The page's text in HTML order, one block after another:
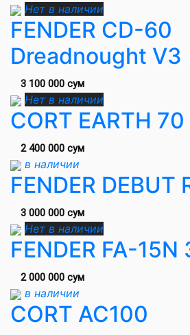
Нет в наличии
FENDER CD-60
Dreadnought V3
3 100 000 сум
Нет в наличии
CORT EARTH 70
2 400 000 сум
в наличии
FENDER DEBUT
3 000 000 сум
Нет в наличии
FENDER FA-
2 000 000 сум
в наличии
CORT AC100